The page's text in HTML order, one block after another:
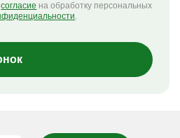
согласие на обработку персональных
.